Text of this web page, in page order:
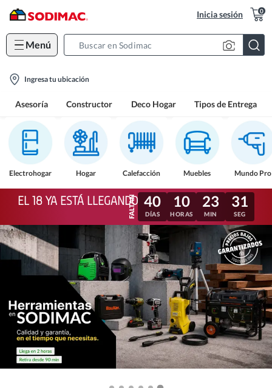
Inicia sesión 0
Menú
location-
Ingresa tu ubicación
Asesoría Constructor Deco Hogar Tipos de Entrega
Electrohogar Hogar Calefacción Muebles Mundo Pro
EL 18 YA ESTÁ LLEGANDO 40
DÍAS
10
HORAS
23
MIN
28
SEG